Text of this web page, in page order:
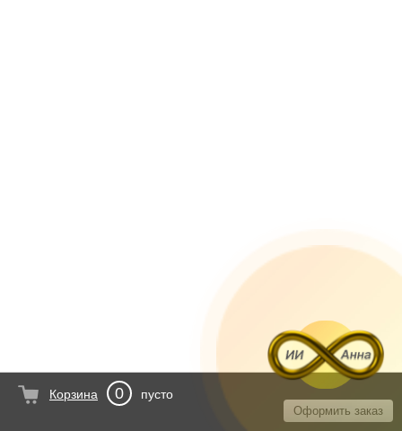
Оформить заказ
Корзина 0 пусто